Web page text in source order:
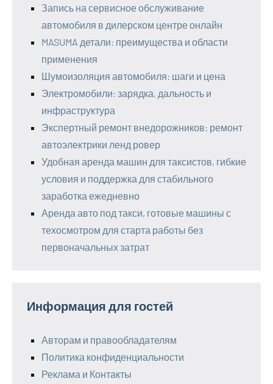
Запись на сервисное обслуживание
автомобиля в дилерском центре онлайн
MASUMA детали: преимущества и области
применения
Шумоизоляция автомобиля: шаги и цена
Электромобили: зарядка, дальность и
инфраструктура
Экспертный ремонт внедорожников: ремонт
автоэлектрики ленд ровер
Удобная аренда машин для таксистов, гибкие
условия и поддержка для стабильного
заработка ежедневно
Аренда авто под такси, готовые машины с
техосмотром для старта работы без
первоначальных затрат
Информация для гостей
Авторам и правообладателям
Политика конфиденциальности
Реклама и Контакты